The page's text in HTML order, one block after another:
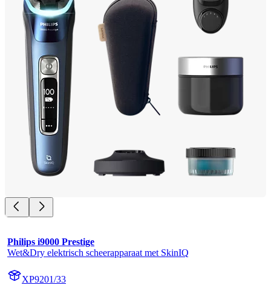
Philips i9000 Prestige
Wet&Dry elektrisch scheerapparaat met SkinIQ
XP9201/33